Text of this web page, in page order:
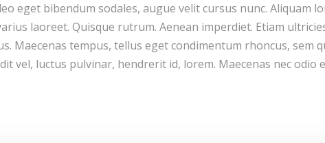
eget bibendum sodales, augue velit cursus nunc. Aliquam
laoreet. Quisque rutrum. Aenean imperdiet. Etiam
Maecenas tempus, tellus eget condimentum rhoncus, sem
vel, luctus pulvinar, hendrerit id, lorem. Maecenas nec odio